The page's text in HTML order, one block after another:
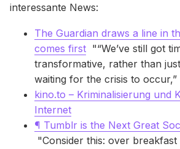
interessante News:
The Guardian draws a line in
comes first "“We’ve still got
transformative, rather than
waiting for the crisis to occur,”
kino.to – Kriminalisierung und
Internet
¶ Tumblr is the Next Great
"Consider this: over